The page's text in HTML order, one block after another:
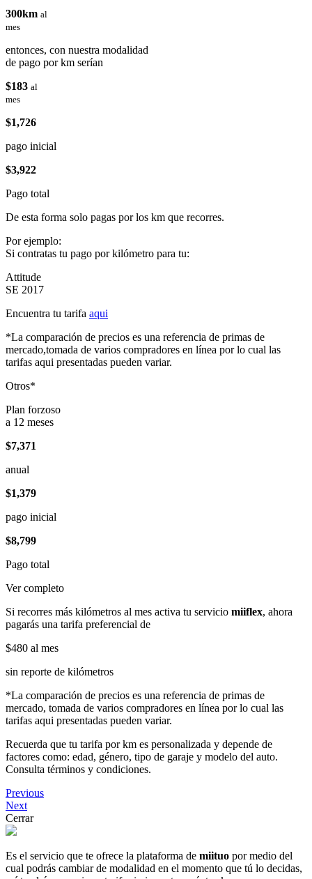
300km al
mes
entonces, con nuestra modalidad
de pago por km serían
$183 al
mes
$1,726
pago inicial
$3,922
Pago total
De esta forma solo pagas por los km que recorres.
Por ejemplo:
Si contratas tu pago por kilómetro para tu:
Attitude
SE 2017
Encuentra tu tarifa aqui
*La comparación de precios es una referencia de primas de
mercado,tomada de varios compradores en línea por lo cual las
tarifas aqui presentadas pueden variar.
Otros*
Plan forzoso
a 12 meses
$7,371
anual
$1,379
pago inicial
$8,799
Pago total
Ver completo
Si recorres más kilómetros al mes activa tu servicio miiflex, ahora
pagarás una tarifa preferencial de
$480 al mes
sin reporte de kilómetros
*La comparación de precios es una referencia de primas de
mercado, tomada de varios compradores en línea por lo cual las
tarifas aqui presentadas pueden variar.
Recuerda que tu tarifa por km es personalizada y depende de
factores como: edad, género, tipo de garaje y modelo del auto.
Consulta términos y condiciones.
Previous
Next
Cerrar
Es el servicio que te ofrece la plataforma de miituo por medio del
cual podrás cambiar de modalidad en el momento que tú lo decidas,